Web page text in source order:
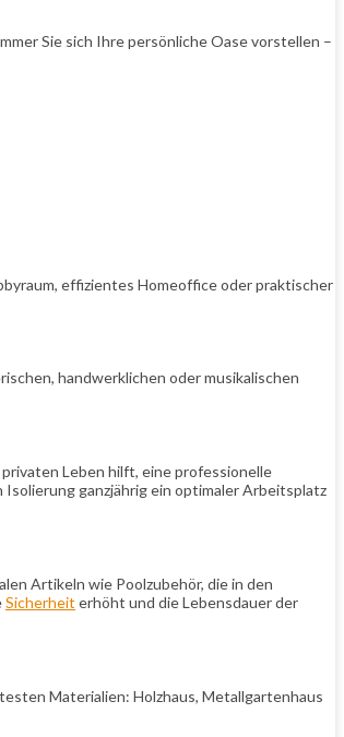
Sie sich Ihre persönliche Oase vorstellen –
effizientes Homeoffice oder praktischer
handwerklichen oder musikalischen
Leben hilft, eine professionelle
ganzjährig ein optimaler Arbeitsplatz
Artikeln wie Poolzubehör, die in den
Sicherheit erhöht und die Lebensdauer der
Materialien: Holzhaus, Metallgartenhaus